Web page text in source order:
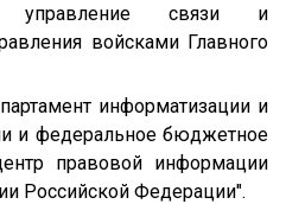
связи и
войсками Главного
информатизации и
и федеральное бюджетное
правовой информации
Российской Федерации".